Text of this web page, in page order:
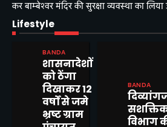
कर बाम्बेश्वर मंदिर की सुरक्षा व्यवस्था का लिया
Lifestyle
BANDA
शासनादेशों
को ठेंगा
दिखाकर 12
वर्षों से जमे
भ्रष्ट ग्राम
BANDA
विभाग